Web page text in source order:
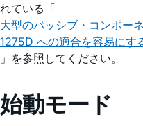
れている「
大型のパッシブ・コンポー
1275D への適合を容易にす
」を参照してください。
始動モード